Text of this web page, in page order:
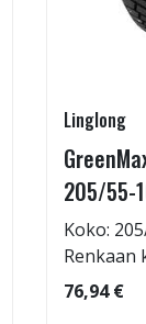
Linglong
205/55-
Koko:
Renkaan
76,94 €